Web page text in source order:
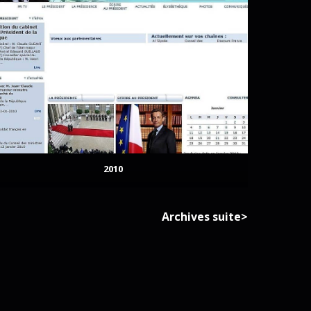
2010
Archives suite>